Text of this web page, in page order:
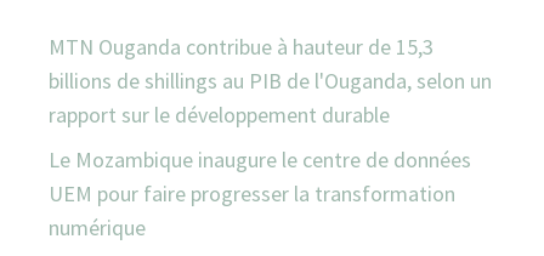
MTN Ouganda contribue à hauteur de 15,3
billions de shillings au PIB de l'Ouganda, selon un
rapport sur le développement durable
Le Mozambique inaugure le centre de données
UEM pour faire progresser la transformation
numérique